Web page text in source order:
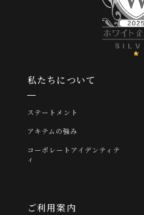
私たちについて
ステートメント
アキテムの強み
コーポレートアイデンティテ
ィ
ご利用案内